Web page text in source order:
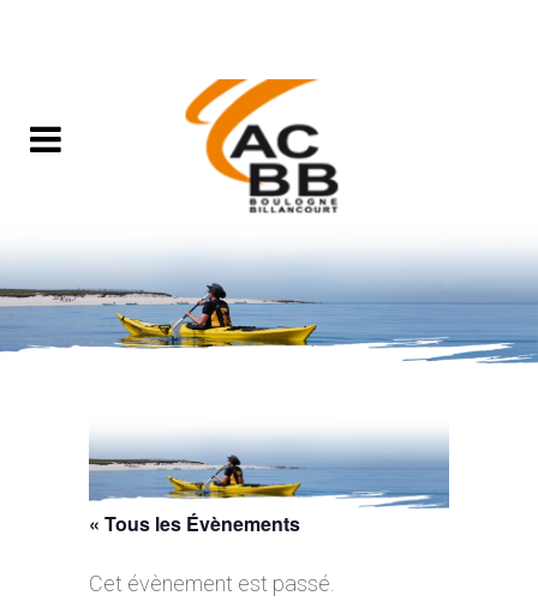
« Tous les Évènements
Cet évènement est passé.